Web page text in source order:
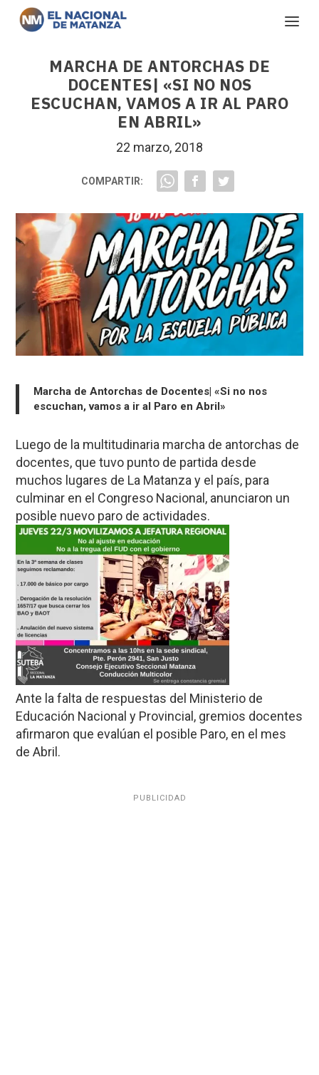
MARCHA DE ANTORCHAS DE
DOCENTES| «SI NO NOS
ESCUCHAN, VAMOS A IR AL PARO
EN ABRIL»
22 marzo, 2018
COMPARTIR:
Marcha de Antorchas de Docentes| «Si no nos
escuchan, vamos a ir al Paro en Abril»
Luego de la multitudinaria marcha de antorchas de
docentes, que tuvo punto de partida desde
muchos lugares de La Matanza y el país, para
culminar en el Congreso Nacional, anunciaron un
posible nuevo paro de actividades.
Ante la falta de respuestas del Ministerio de
Educación Nacional y Provincial, gremios docentes
afirmaron que evalúan el posible Paro, en el mes
de Abril.
PUBLICIDAD